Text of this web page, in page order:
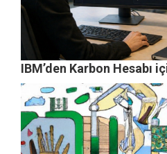
IBM’den Karbon Hesabı